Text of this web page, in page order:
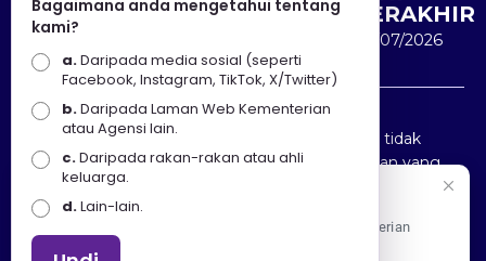
7100
TERAKHIR
30/07/2026
Penafian : Kerajaan Malaysia dan Kementerian
Pelancongan Seni dan Budaya (MOTAC) adalah tidak
bertanggungjawab atas kehilangan atau kerugian yang
disebabkan oleh penggunaan mana-mana maklumat
yang diperolehi dari portal ini.
Bagaimana anda mengetahui tentang
kami?
a.Daripada media sosial (seperti
Facebook, Instagram, TikTok, X/Twitter)
b.Daripada Laman Web Kementerian
atau Agensi lain.
c.Daripada rakan-rakan atau ahli
keluarga.
d.Lain-lain.
Apa Khabar! Selamat datang ke Portal Rasmi Kementerian
Pelancongan, Seni dan Budaya